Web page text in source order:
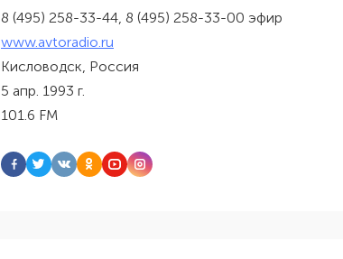
8 (495) 258-33-44, 8 (495) 258-33-00 эфир
www.avtoradio.ru
Кисловодск, Россия
5 апр. 1993 г.
101.6 FM